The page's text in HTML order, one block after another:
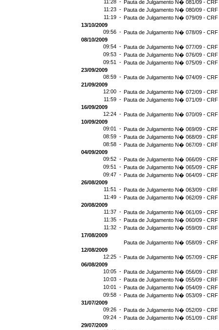
11:28 - Pauta de Julgamento N� 081/09 -
11:23 - Pauta de Julgamento N� 080/09 - CRF
11:19 - Pauta de Julgamento N� 079/09 - CRF
13/10/2009
09:56 - Pauta de Julgamento N� 078/09 - CRF
08/10/2009
09:54 - Pauta de Julgamento N� 077/09 - CRF
09:53 - Pauta de Julgamento N� 076/09 - CRF
09:51 - Pauta de Julgamento N� 075/09 - CRF
23/09/2009
08:59 - Pauta de Julgamento N� 074/09 - CRF
21/09/2009
12:00 - Pauta de Julgamento N� 072/09 - CRF
11:59 - Pauta de Julgamento N� 071/09 - CRF
16/09/2009
12:24 - Pauta de Julgamento N� 070/09 - CRF
10/09/2009
09:01 - Pauta de Julgamento N� 069/09 - CRF
08:59 - Pauta de Julgamento N� 068/09 - CRF
08:58 - Pauta de Julgamento N� 067/09 - CRF
04/09/2009
09:52 - Pauta de Julgamento N� 066/09 - CRF
09:51 - Pauta de Julgamento N� 065/09 - CRF
09:47 - Pauta de Julgamento N� 064/09 - CRF
26/08/2009
11:51 - Pauta de Julgamento N� 063/09 - CRF
11:49 - Pauta de Julgamento N� 062/09 - CRF
20/08/2009
11:37 - Pauta de Julgamento N� 061/09 - CRF
11:35 - Pauta de Julgamento N� 060/09 - CRF
11:32 - Pauta de Julgamento N� 059/09 - CRF
17/08/2009
Pauta de Julgamento N� 058/09 - CRF
12/08/2009
12:25 - Pauta de Julgamento N� 057/09 - CRF
06/08/2009
10:05 - Pauta de Julgamento N� 056/09 - CRF
10:03 - Pauta de Julgamento N� 055/09 - CRF
10:01 - Pauta de Julgamento N� 054/09 - CRF
09:58 - Pauta de Julgamento N� 053/09 - CRF
31/07/2009
09:26 - Pauta de Julgamento N� 052/09 - CRF
09:24 - Pauta de Julgamento N� 051/09 - CRF
29/07/2009